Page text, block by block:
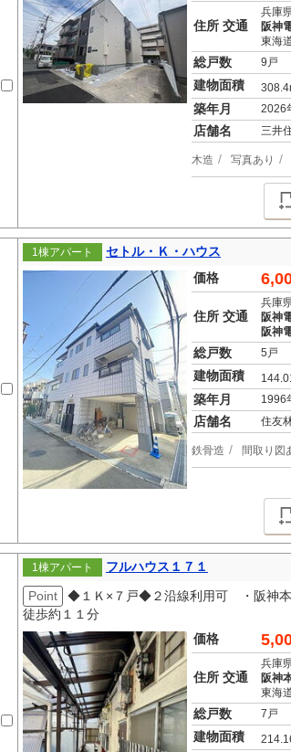
住所 交通
兵庫
阪神
東海
総戸数 9戸
建物面積
築年月 2026
店舗名 三井
木造 写真あり
1棟アパート
セトル・Ｋ・ハウス
価格
住所 交通
兵庫
阪神
阪神
総戸数 5戸
建物面積
築年月 1996
店舗名 住友
鉄骨造 間取り図
1棟アパート
フルハウス１７１
Point
◆１Ｋ×７戸◆２沿線利用可 ・阪神
徒歩約１１分
価格
住所 交通
兵庫
阪神
東海
総戸数 7戸
建物面積